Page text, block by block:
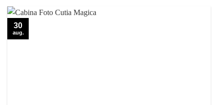
30
aug.